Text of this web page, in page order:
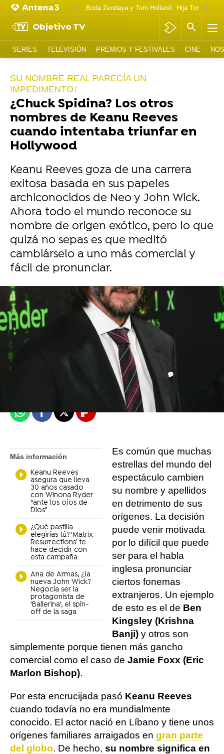
Boda Zendaya y Tom Holland Hija Tom
Objetivo TV
SERIES TELEVISIÓN PREMIOS Y FESTIVALES CINE
SU NOMBRE REAL PARECÍA UN
IMPEDIMENTO
¿Chuck Spidina? Los otros
nombres de Keanu Reeves
cuando intentaba triunfar en
Hollywood
Keanu Reeves goza de una carrera
exitosa basada en sus papeles
archiconocidos de Neo y John Wick.
Ahora todo el mundo reconoce su
nombre de origen exótico, pero lo que
quizá no sepas es que meditó
cambiárselo a uno más comercial y
fácil de pronunciar.
04 de enero de 2022, 14:49
WhatsappFacebook
X Flipboard
Más información
Keanu Reeves
asegura que lleva
30 años casado
con Winona Ryder
"ante los ojos de
Dios"
¿Qué pastilla
elegirías tú? 'Matrix
Resurrections' te
hace decidir con
esta campaña
Ana de Armas, ¿la
nueva John Wick?
Negocia ser la
protagonista de
'Ballerina', el spin-
off de la saga
Es común que muchas
estrellas del mundo del
espectáculo cambien
su nombre y apellidos
en detrimento de sus
orígenes. La decisión
puede venir motivada
por lo difícil que puede
ser para el habla
inglesa pronunciar
ciertos fonemas
extranjeros. Un ejemplo
de esto es el de Ben
Kingsley (Krishna
Banji) y otros son
simplemente porque tienen más gancho
comercial como el caso de Jamie Foxx (Eric
Marlon Bishop).
Por esta encrucijada pasó Keanu Reeves
cuando todavía no era mundialmente
conocido. El actor nació en Líbano y tiene unos
orígenes familiares arraigados en gran parte
del globo. De hecho, su nombre significa en